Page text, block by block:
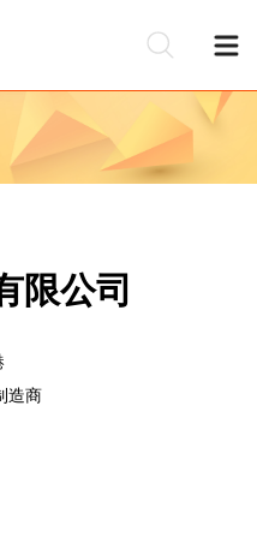
限公司
造商